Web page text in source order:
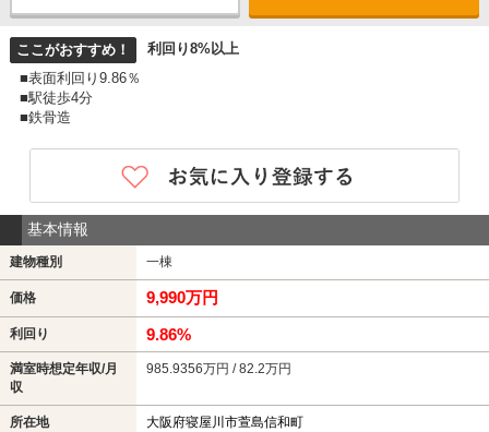
ここがおすすめ！
利回り8%以上
■表面利回り9.86％
■駅徒歩4分
■鉄骨造
基本情報
建物種別 一棟
価格 9,990万円
利回り 9.86%
満室時想定年収/月
収
985.9356万円 / 82.2万円
所在地 大阪府寝屋川市萱島信和町